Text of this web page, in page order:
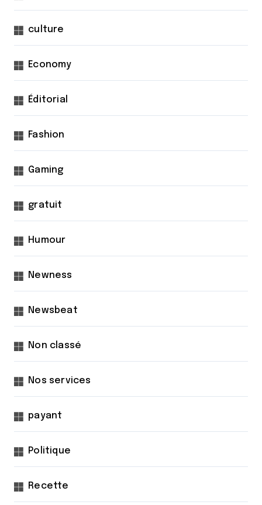
culture
Economy
Éditorial
Fashion
Gaming
gratuit
Humour
Newness
Newsbeat
Non classé
Nos services
payant
Politique
Recette